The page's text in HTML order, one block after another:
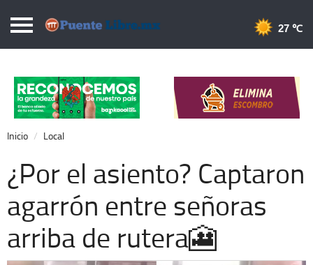
Puentelibre.mx
Local
Nacional
Opinión
Cronos
Economía
Espectáculos
27 ℃
Inicio Local
¿Por el asiento? Captaron
agarrón entre señoras
arriba de rutera🎦